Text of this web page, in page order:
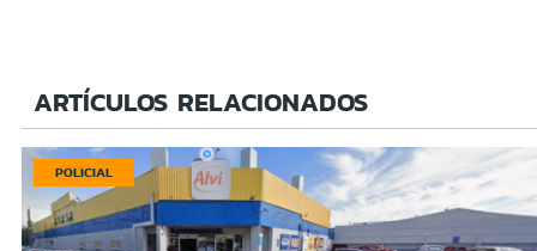
ARTÍCULOS RELACIONADOS
POLICIAL